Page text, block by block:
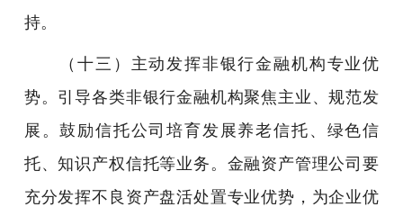
持。
（十三）主动发挥非银行金融机构专业优
势。引导各类非银行金融机构聚焦主业、规范发
展。鼓励信托公司培育发展养老信托、绿色信
托、知识产权信托等业务。金融资产管理公司要
充分发挥不良资产盘活处置专业优势，为企业优